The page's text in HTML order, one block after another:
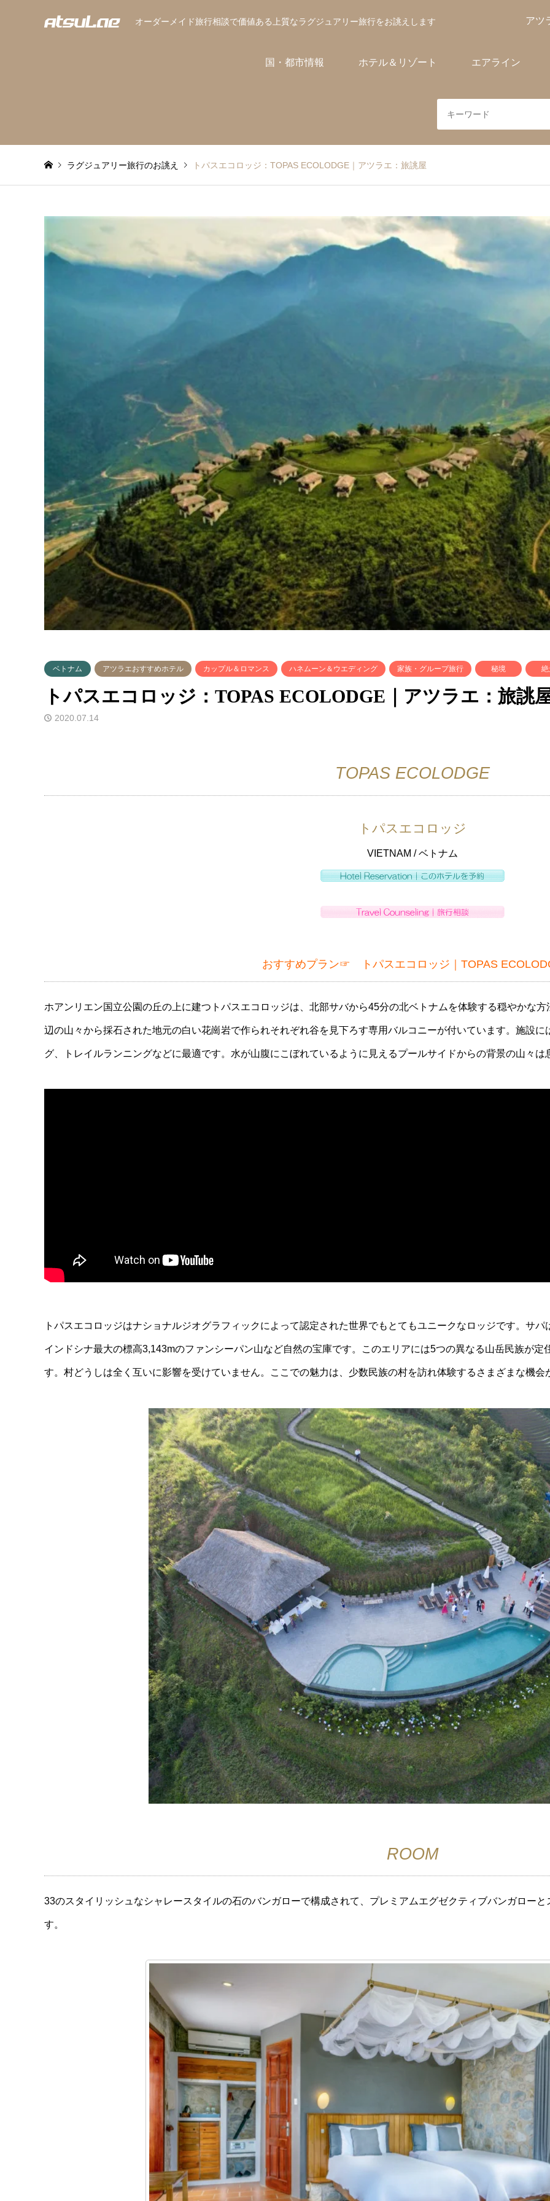
オーダーメイド旅行相談で価値ある上質なラグジュアリー旅行をお誂えします アツ
国・都市情報 ホテル＆リゾート エアライン
ラグジュアリー旅行のお誂え トパスエコロッジ：TOPAS ECOLODGE｜アツラエ：旅誂屋
ベトナム アツラエおすすめホテル カップル＆ロマンス ハネムーン＆ウエディング 家族・グループ旅行 秘境
トパスエコロッジ：TOPAS ECOLODGE｜アツラエ：旅誂
2020.07.14
TOPAS ECOLODGE
トパスエコロッジ
VIETNAM / ベトナム
おすすめプラン☞ トパスエコロッジ｜TOPAS
ホアンリエン国立公園の丘の上に建つトパスエコロッジは、北部サバから45分の北ベトナムを体験する穏やかな
辺の山々から採石された地元の白い花崗岩で作られそれぞれ谷を見下ろす専用バルコニーが付いています。施設
グ、トレイルランニングなどに最適です。水が山腹にこぼれているように見えるプールサイドからの背景の山々
トパスエコロッジはナショナルジオグラフィックによって認定された世界でもとてもユニークなロッジです。サ
インドシナ最大の標高3,143mのファンシーパン山など自然の宝庫です。このエリアには5つの異なる山岳民族が
す。村どうしは全く互いに影響を受けていません。ここでの魅力は、少数民族の村を訪れ体験するさまざまな機会
ROOM
33のスタイリッシュなシャレースタイルの石のバンガローで構成されて、プレミアムエグゼクティブバンガロー
す。